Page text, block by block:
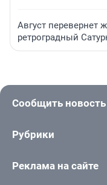
Август перевернет
ретроградный
Сообщить новость
Рубрики
Реклама на сайте